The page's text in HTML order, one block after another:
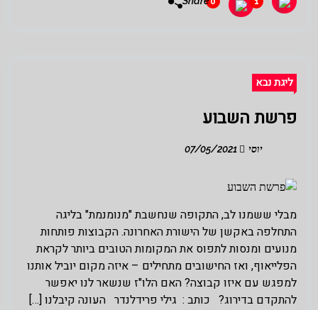
ליגת נבא
פרשת השבוע
יוסי
מבלי ששמנו לב, התקופה שנחשבת "מנומנמת" בליגה
התחלפה באקשן של הישורת האחרונה. הקבוצות פותחות
מנועים ומנסות לתפוס את המקומות הטובים ביותר לקראת
הפלייאוף, ואז החישובים מתחילים – איזה מקום יוביל אותנו
למפגש עם איזו קבוצה? האם הלו"ז שנשאר לנו יאפשר
להתקדם בדירוג? כותב : גילי פרידלנדר העונה קיבלנו […]